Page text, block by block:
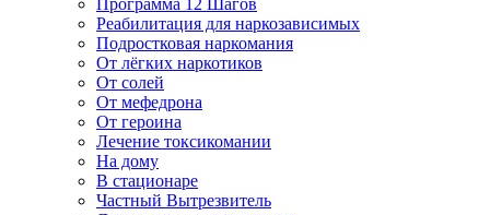
Программа 12 Шагов
Реабилитация для наркозависимых
Подростковая наркомания
От лёгких наркотиков
От солей
От мефедрона
От героина
Лечение токсикомании
На дому
В стационаре
Частный Вытрезвитель